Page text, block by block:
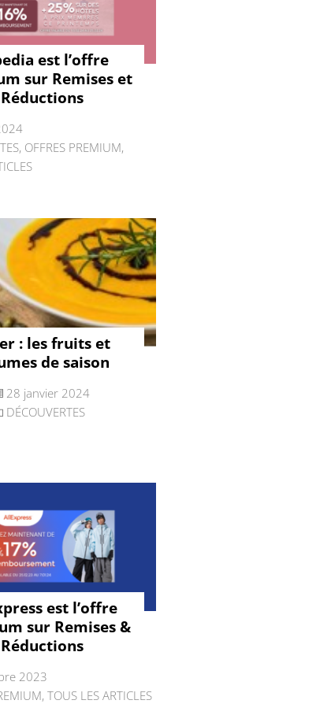
est l’offre
sur Remises et
Réductions
, OFFRES PREMIUM,
: les fruits et
de saison
28 janvier 2024
DÉCOUVERTES
est l’offre
sur Remises &
Réductions
2023
, TOUS LES ARTICLES